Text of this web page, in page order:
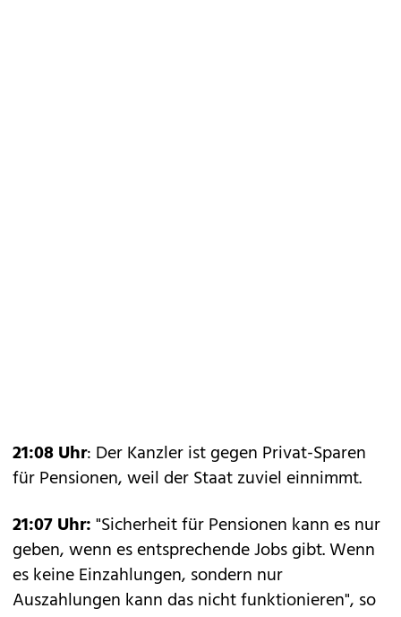
21:08 Uhr: Der Kanzler ist gegen Privat-Sparen
für Pensionen, weil der Staat zuviel einnimmt.
21:07 Uhr:"Sicherheit für Pensionen kann es nur
geben, wenn es entsprechende Jobs gibt. Wenn
es keine Einzahlungen, sondern nur
Auszahlungen kann das nicht funktionieren", so